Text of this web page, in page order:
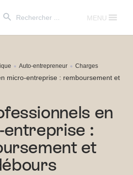
for:
MENU
Auto-entrepreneur Charges
micro-entreprise : remboursement et
en
entreprise :
et